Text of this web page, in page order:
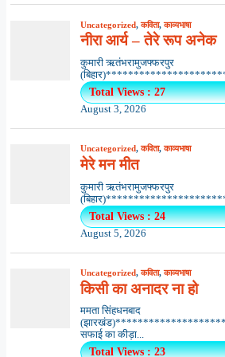
Uncategorized,कविता,काव्यभाषा
नीरा आर्य – तेरे रूप अनेक
कुमारी ऋतंभरामुजफ्फरपुर
Total Views : 27
August 3, 2026
Uncategorized,कविता,काव्यभाषा
मेरे मन मीत
कुमारी ऋतंभरामुजफ्फरपुर
Total Views : 24
August 5, 2026
Uncategorized,कविता,काव्यभाषा
किसी का अनादर ना हो
ममता सिंहधनबाद
सफाई का कीड़ा...
Total Views : 23